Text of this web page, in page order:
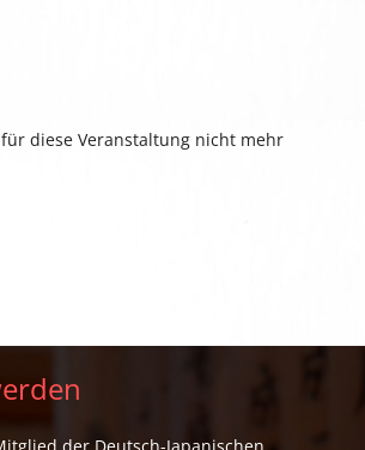
diese Veranstaltung nicht mehr
der Deutsch-Japanischen